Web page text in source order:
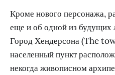
Кроме нового персонажа,
еще и об одной из будущих
Город Хендерсона (The
населенный пункт
некогда живописном